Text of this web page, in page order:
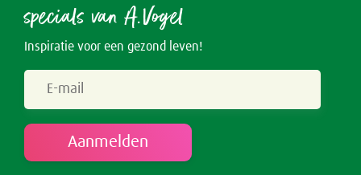
specials van A.Vogel
Inspiratie voor een gezond leven!